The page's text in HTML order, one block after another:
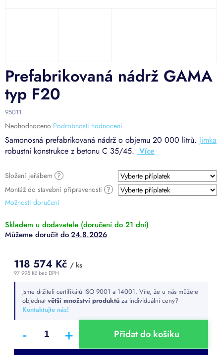
Složení jeřábem ?
Montáž do stavební připravenosti ?
Možnosti doručení
Samonosná prefabrikovaná nádrž o objemu 20 000 litrů. Jímka
robustní konstrukce z betonu C 35/45.
Prefabrikovaná nádrž GAMA
typ F20
95011
Průměrné
hodnocení
produktu
je
z
hvězdiček.
Neohodnoceno Podrobnosti hodnocení
Skladem u dodavatele (doručení do 21 dní)
24.8.2026
118 574 Kč / ks
97 995 Kčbez DPH
cena:Jsme držiteli certifikátů ISO 9001 a 14001. Víte, že u nás můžete
objednat větší množství produktů za individuální ceny?
Kontaktujte nás!
Přidat do košíku